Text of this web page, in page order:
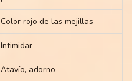
Color rojo de las mejillas
Intimidar
Atavío, adorno